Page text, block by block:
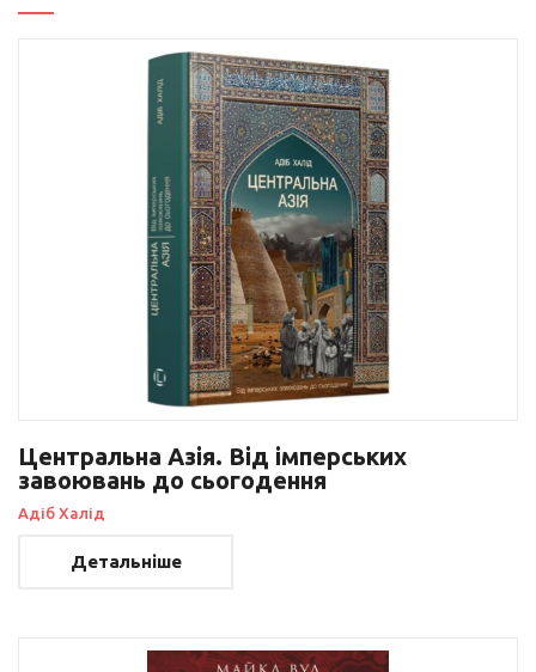
Центральна Азія. Від імперських
завоювань до сьогодення
Адіб Халід
Детальніше